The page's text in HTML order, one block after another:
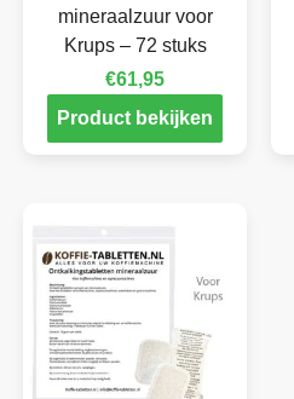
mineraalzuur voor
Krups – 72 stuks
€61,95
Product bekijken